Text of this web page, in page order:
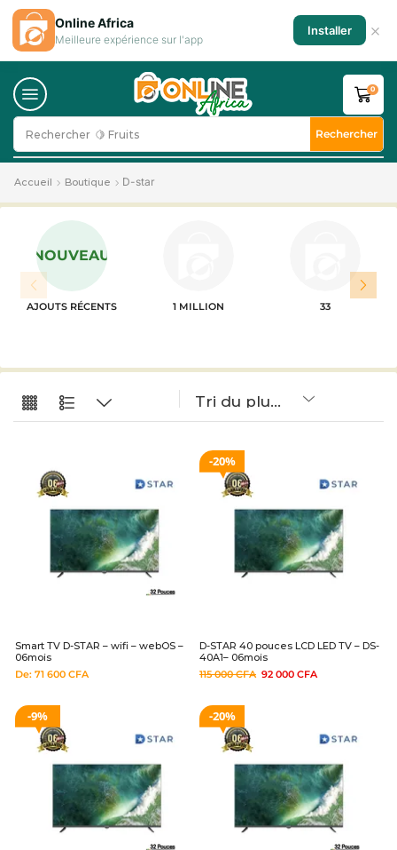
Rechercher 🍋 Fruits Rechercher
0
Accueil Boutique D-star
NOUVEAU
AJOUTS RÉCENTS 1 MILLION 33
Smart TV D-STAR – wifi – webOS –
06mois
De: 71 600 CFA
20%
D-STAR 40 pouces LCD LED TV – DS-
40A1– 06mois
115 000CFA 92 000 CFA
9% 20%
Online Africa
Meilleure expérience sur l'app
Installer ×